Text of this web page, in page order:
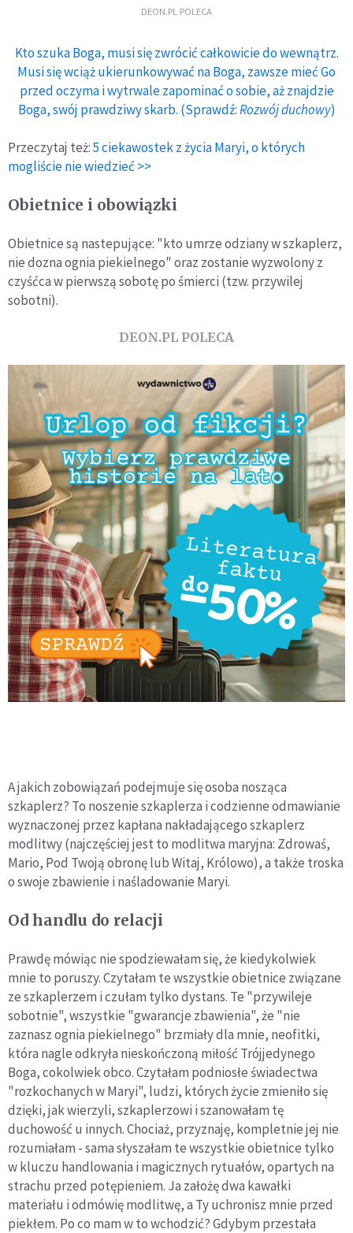
DEON.PL POLECA
Kto szuka Boga, musi się zwrócić całkowicie do wewnątrz.
Musi się wciąż ukierunkowywać na Boga, zawsze mieć Go
przed oczyma i wytrwale zapominać o sobie, aż znajdzie
Boga, swój prawdziwy skarb. (Sprawdź:Rozwój duchowy)
Przeczytaj też:5 ciekawostek z życia Maryi, o których
mogliście nie wiedzieć >>
Obietnice i obowiązki
Obietnice są nastepujące: "kto umrze odziany w szkaplerz,
nie dozna ognia piekielnego" oraz zostanie wyzwolony z
czyśćca w pierwszą sobotę po śmierci (tzw. przywilej
sobotni).
DEON.PL POLECA
A jakich zobowiązań podejmuje się osoba nosząca
szkaplerz? To noszenie szkaplerza i codzienne odmawianie
wyznaczonej przez kapłana nakładającego szkaplerz
modlitwy (najczęściej jest to modlitwa maryjna: Zdrowaś,
Mario, Pod Twoją obronę lub Witaj, Królowo), a także troska
o swoje zbawienie i naśladowanie Maryi.
Od handlu do relacji
Prawdę mówiąc nie spodziewałam się, że kiedykolwiek
mnie to poruszy. Czytałam te wszystkie obietnice związane
ze szkaplerzem i czułam tylko dystans. Te "przywileje
sobotnie", wszystkie "gwarancje zbawienia", że "nie
zaznasz ognia piekielnego" brzmiały dla mnie, neofitki,
która nagle odkryła nieskończoną miłość Trójjedynego
Boga, cokolwiek obco. Czytałam podniosłe świadectwa
"rozkochanych w Maryi", ludzi, których życie zmieniło się
dzięki, jak wierzyli, szkaplerzowi i szanowałam tę
duchowość u innych. Chociaż, przyznaję, kompletnie jej nie
rozumiałam - sama słyszałam te wszystkie obietnice tylko
w kluczu handlowania i magicznych rytuałów, opartych na
strachu przed potępieniem. Ja założę dwa kawałki
materiału i odmówię modlitwę, a Ty uchronisz mnie przed
piekłem. Po co mam w to wchodzić? Gdybym przestała